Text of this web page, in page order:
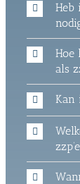
Heb
Hoe
als
Kan